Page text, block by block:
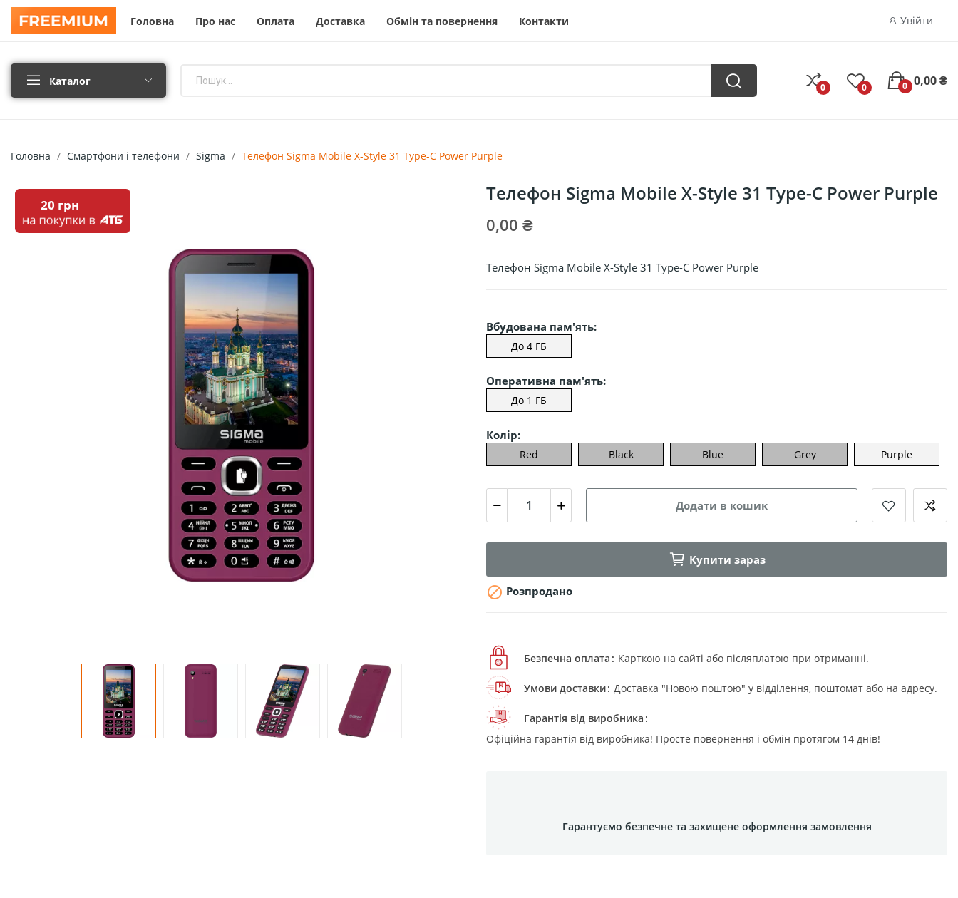
Головна Про нас Оплата Доставка Обмін та повернення Контакти Увійти
Каталог 0 0 0,00 ₴
0
Головна Смартфони і телефони Sigma Телефон Sigma Mobile X-Style 31 Type-C Power Purple
20 грн Телефон Sigma Mobile X-Style 31 Type-C Power Purple
0,00 ₴
Телефон Sigma Mobile X-Style 31 Type-C Power Purple
Вбудована пам'ять:
До 4 ГБ
Оперативна пам'ять:
До 1 ГБ
Колір:
Red Black Blue Grey Purple
Додати в кошик
Купити зараз
 Розпродано
Безпечна оплата Карткою на сайті або післяплатою при отриманні.
Умови доставки Доставка "Новою поштою" у відділення, поштомат або на адресу.
Гарантія від виробника
Офіційна гарантія від виробника! Просте повернення і обмін протягом 14 днів!
Гарантуємо безпечне та захищене оформлення замовлення